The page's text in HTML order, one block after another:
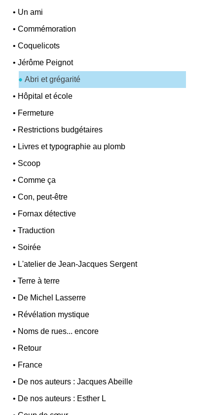
• Un ami
•Commémoration
•Coquelicots
•Jérôme Peignot
Abri et grégarité
• Hôpital et école
• Fermeture
• Restrictions budgétaires
• Livres et typographie au plomb
• Scoop
•Comme ça
•Con, peut-être
• Fornax détective
•Traduction
• Soirée
• L'atelier de Jean-Jacques Sergent
•Terre à terre
• De Michel Lasserre
• Révélation mystique
• Noms de rues... encore
• Retour
• France
• De nos auteurs : Jacques Abeille
• De nos auteurs : Esther L